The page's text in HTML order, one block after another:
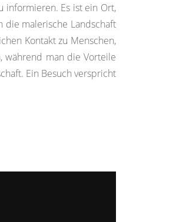
informieren. Es ist ein Ort,
die malerische Landschaft
Kontakt zu Menschen,
während man die Vorteile
Ein Besuch verspricht